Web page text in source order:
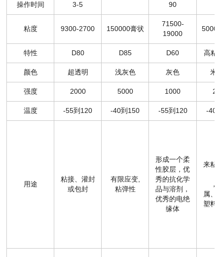
操作时间 3-5 90
粘度 9300-2700 150000膏状
71500-
19000
特性 D80 D85 D60 高粘
颜色 超透明 浅灰色 灰色 米
强度 2000 5000 1000
温度 -55到120 -40到150 -55到120 -40
用途
粘接、灌封
或包封
有限应变,
粘弹性
形成一个柔
性胶层，优
秀的抗化学
品与溶剂，
优秀的电绝
缘体
来粘
，
属、
塑料